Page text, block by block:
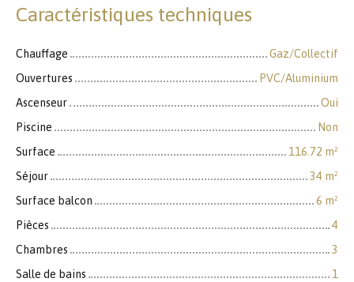
Caractéristiques techniques
Chauffage
Gaz/Collectif
Ouvertures
PVC/Aluminium
Ascenseur
Oui
Piscine
Non
Surface
116.72 m²
Séjour
34 m²
Surface balcon
6 m²
Pièces
4
Chambres
3
Salle de bains
1